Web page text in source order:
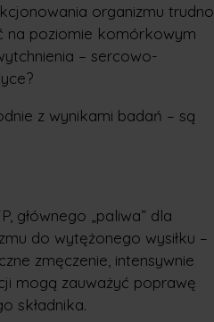
organizmu trudno
na poziomie komórkowym
– sercowo-
z wynikami badań – są
głównego „paliwa” dla
do wytężonego wysiłku –
zmęczenie, intensywnie
mogą zauważyć poprawę
składnika.